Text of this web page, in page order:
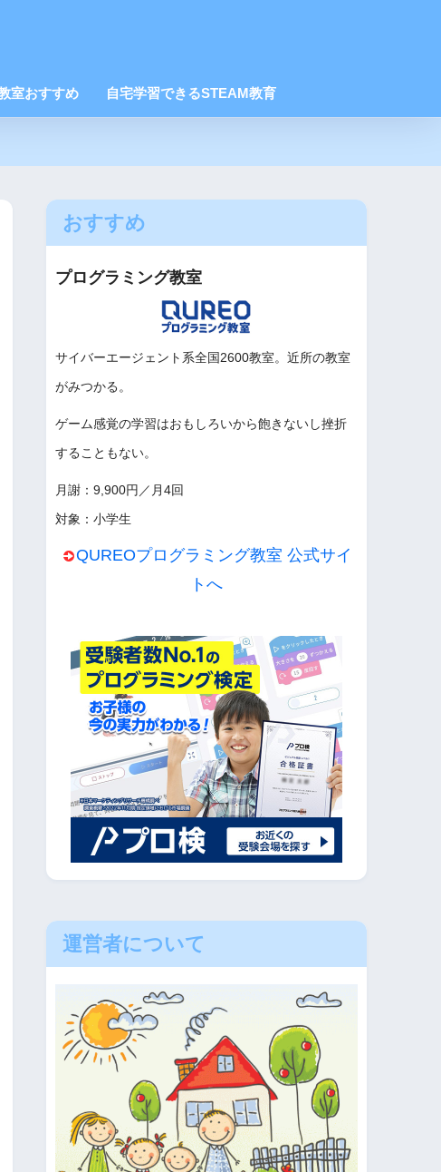
室おすすめ 自宅学習できるSTEAM教育
おすすめ
プログラミング教室
サイバーエージェント系全国2600教室。近所の教室
がみつかる。
ゲーム感覚の学習はおもしろいから飽きないし挫折
することもない。
月謝：9,900円／月4回
対象：小学生
QUREOプログラミング教室 公式サイ
トへ
運営者について